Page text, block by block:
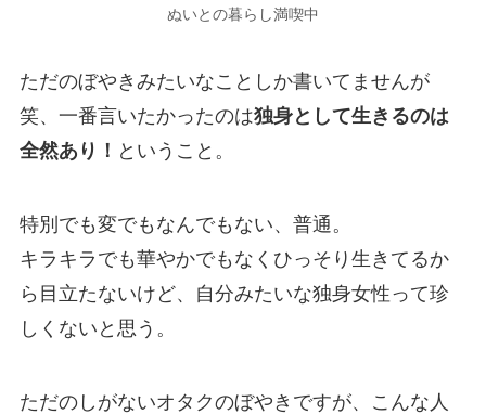
ぬいとの暮らし満喫中
ただのぼやきみたいなことしか書いてませんが
笑、一番言いたかったのは独身として生きるのは
全然あり！ ということ。
特別でも変でもなんでもない、普通。
キラキラでも華やかでもなくひっそり生きてるか
ら目立たないけど、自分みたいな独身女性って珍
しくないと思う。
ただのしがないオタクのぼやきですが、こんな人